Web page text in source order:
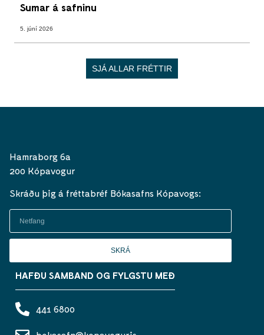
Sumar á safninu
5. júní 2026
SJÁ ALLAR FRÉTTIR
Hamraborg 6a
200 Kópavogur
Skráðu þig á fréttabréf Bókasafns Kópavogs:
SKRÁ
HAFÐU SAMBAND OG FYLGSTU MEÐ
441 6800